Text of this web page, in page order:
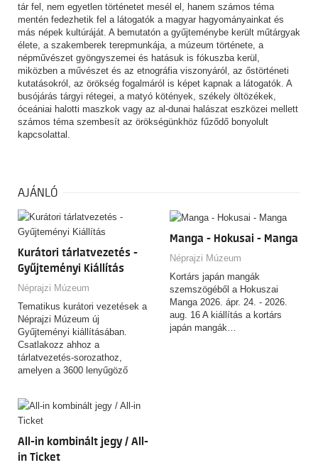
tár fel, nem egyetlen történetet mesél el, hanem számos téma
mentén fedezhetik fel a látogatók a magyar hagyományainkat és
más népek kultúráját. A bemutatón a gyűjteménybe került műtárgyak
élete, a szakemberek terepmunkája, a múzeum története, a
népművészet gyöngyszemei és hatásuk is fókuszba kerül,
miközben a művészet és az etnográfia viszonyáról, az őstörténeti
kutatásokról, az örökség fogalmáról is képet kapnak a látogatók. A
busójárás tárgyi rétegei, a matyó kötények, székely öltözékek,
óceániai halotti maszkok vagy az al-dunai halászat eszközei mellett
számos téma szembesít az örökségünkhöz fűződő bonyolult
kapcsolattal.
AJÁNLÓ
Kurátori tárlatvezetés -
Gyűjteményi Kiállítás
Néprajzi Múzeum
Tematikus kurátori vezetések a
Néprajzi Múzeum új
Gyűjteményi kiállításában.
Csatlakozz ahhoz a
tárlatvezetés-sorozathoz,
amelyen a 3600 lenyűgöző
Manga - Hokusai - Manga
Néprajzi Múzeum
Kortárs japán mangák
szemszögéből a Hokuszai
Manga 2026. ápr. 24. - 2026.
aug. 16 A kiállítás a kortárs
japán mangák…
All-in kombinált jegy / All-
in Ticket